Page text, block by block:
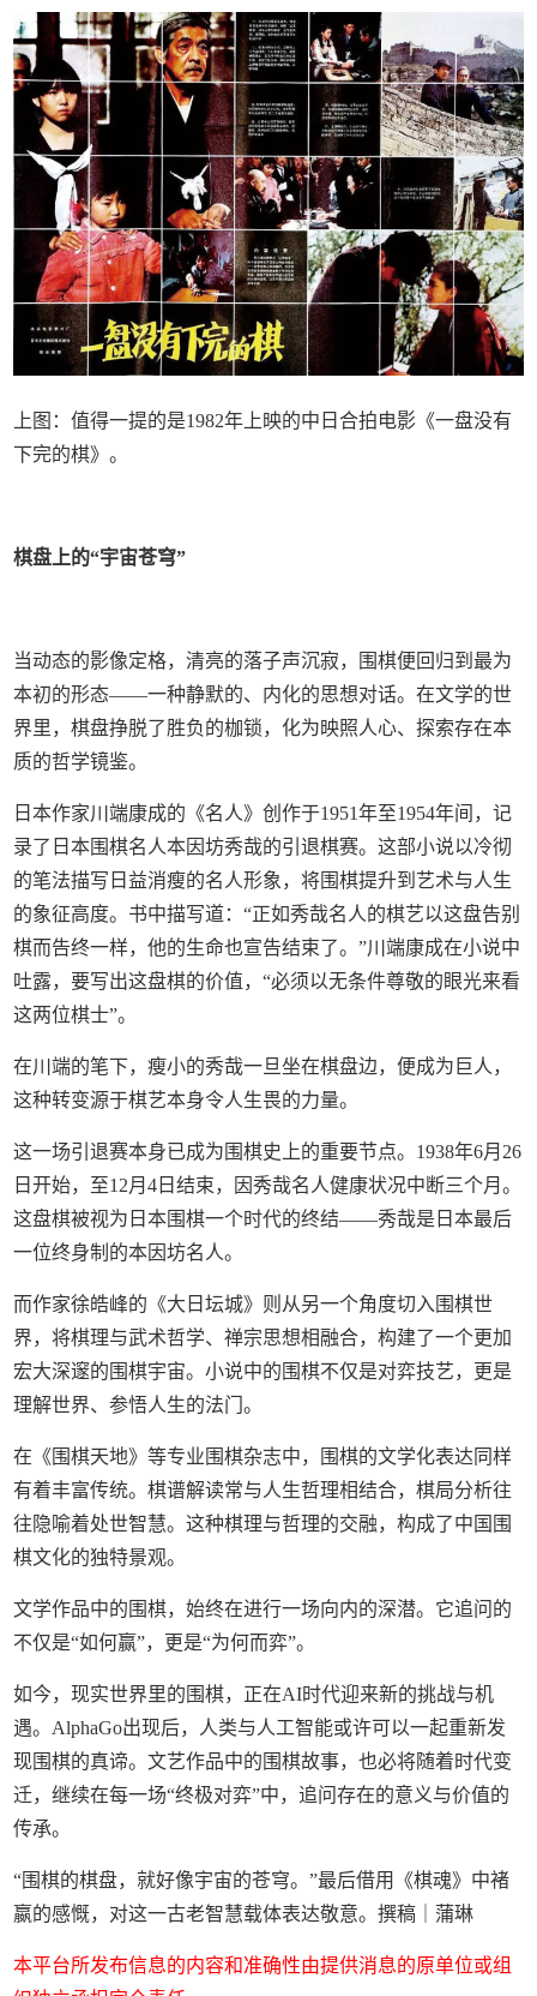
上图：值得一提的是1982年上映的中日合拍电影《一盘没有
下完的棋》。
棋盘上的“宇宙苍穹”
当动态的影像定格，清亮的落子声沉寂，围棋便回归到最为
本初的形态——一种静默的、内化的思想对话。在文学的世
界里，棋盘挣脱了胜负的枷锁，化为映照人心、探索存在本
质的哲学镜鉴。
日本作家川端康成的《名人》创作于1951年至1954年间，记
录了日本围棋名人本因坊秀哉的引退棋赛。这部小说以冷彻
的笔法描写日益消瘦的名人形象，将围棋提升到艺术与人生
的象征高度。书中描写道：“正如秀哉名人的棋艺以这盘告别
棋而告终一样，他的生命也宣告结束了。”川端康成在小说中
吐露，要写出这盘棋的价值，“必须以无条件尊敬的眼光来看
这两位棋士”。
在川端的笔下，瘦小的秀哉一旦坐在棋盘边，便成为巨人，
这种转变源于棋艺本身令人生畏的力量。
这一场引退赛本身已成为围棋史上的重要节点。1938年6月26
日开始，至12月4日结束，因秀哉名人健康状况中断三个月。
这盘棋被视为日本围棋一个时代的终结——秀哉是日本最后
一位终身制的本因坊名人。
而作家徐皓峰的《大日坛城》则从另一个角度切入围棋世
界，将棋理与武术哲学、禅宗思想相融合，构建了一个更加
宏大深邃的围棋宇宙。小说中的围棋不仅是对弈技艺，更是
理解世界、参悟人生的法门。
在《围棋天地》等专业围棋杂志中，围棋的文学化表达同样
有着丰富传统。棋谱解读常与人生哲理相结合，棋局分析往
往隐喻着处世智慧。这种棋理与哲理的交融，构成了中国围
棋文化的独特景观。
文学作品中的围棋，始终在进行一场向内的深潜。它追问的
不仅是“如何赢”，更是“为何而弈”。
如今，现实世界里的围棋，正在AI时代迎来新的挑战与机
遇。AlphaGo出现后，人类与人工智能或许可以一起重新发
现围棋的真谛。文艺作品中的围棋故事，也必将随着时代变
迁，继续在每一场“终极对弈”中，追问存在的意义与价值的
传承。
“围棋的棋盘，就好像宇宙的苍穹。”最后借用《棋魂》中褚
嬴的感慨，对这一古老智慧载体表达敬意。撰稿｜蒲琳
本平台所发布信息的内容和准确性由提供消息的原单位或组